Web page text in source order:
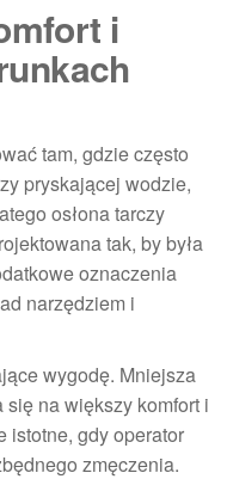
i
tam, gdzie często
pryskającej wodzie,
osłona tarczy
tak, by była
oznaczenia
narzędziem i
wygodę. Mniejsza
na większy komfort i
istotne, gdy operator
zmęczenia.